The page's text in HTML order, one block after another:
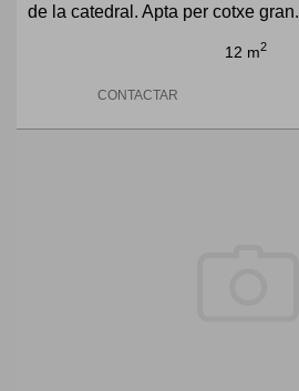
de la catedral. Apta per cotxe gran.
12 m2
CONTACTAR